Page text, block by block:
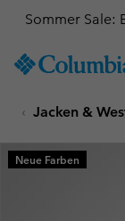
TO
SKIP
MAIN
NAV
Sommer Sale:
Jacken &
Neue Farben